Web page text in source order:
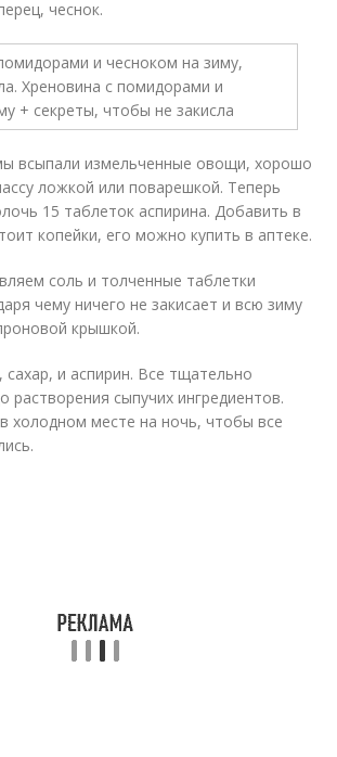
чеснок.
всыпали измельченные овощи, хорошо
ложкой или поварешкой. Теперь
15 таблеток аспирина. Добавить в
копейки, его можно купить в аптеке.
соль и толченные таблетки
чему ничего не закисает и всю зиму
крышкой.
и аспирин. Все тщательно
растворения сыпучих ингредиентов.
холодном месте на ночь, чтобы все